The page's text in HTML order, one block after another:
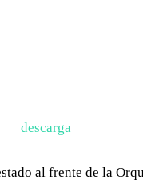
al frente de la